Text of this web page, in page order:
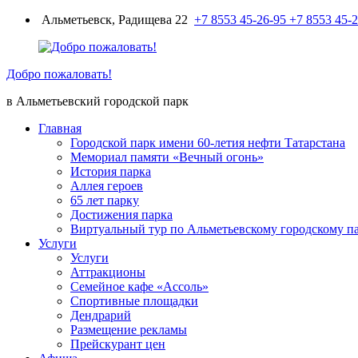
Перейти
содержимому
Альметьевск, Радищева 22 +7 8553 45-26-95 +7 8553 45-
Добро пожаловать!
в Альметьевский городской парк
Главная
Городской парк имени 60-летия нефти Татарстана
Мемориал памяти «Вечный огонь»
История парка
Аллея героев
65 лет парку
Достижения парка
Виртуальный тур по Альметьевскому городскому
Услуги
Услуги
Аттракционы
Семейное кафе «Ассоль»
Спортивные площадки
Дендрарий
Размещение рекламы
Прейскурант цен